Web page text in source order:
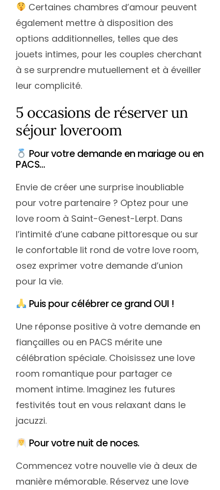
Certaines chambres d’amour peuvent
également mettre à disposition des
options additionnelles, telles que des
jouets intimes, pour les couples cherchant
à se surprendre mutuellement et à éveiller
leur complicité.
5 occasions de réserver un
séjour loveroom
Pour votre demande en mariage ou en
PACS…
Envie de créer une surprise inoubliable
pour votre partenaire ? Optez pour une
love room à Saint-Genest-Lerpt. Dans
l’intimité d’une cabane pittoresque ou sur
le confortable lit rond de votre love room,
osez exprimer votre demande d’union
pour la vie.
Puis pour célébrer ce grand OUI !
Une réponse positive à votre demande en
fiançailles ou en PACS mérite une
célébration spéciale. Choisissez une love
room romantique pour partager ce
moment intime. Imaginez les futures
festivités tout en vous relaxant dans le
jacuzzi.
Pour votre nuit de noces.
Commencez votre nouvelle vie à deux de
manière mémorable. Réservez une love